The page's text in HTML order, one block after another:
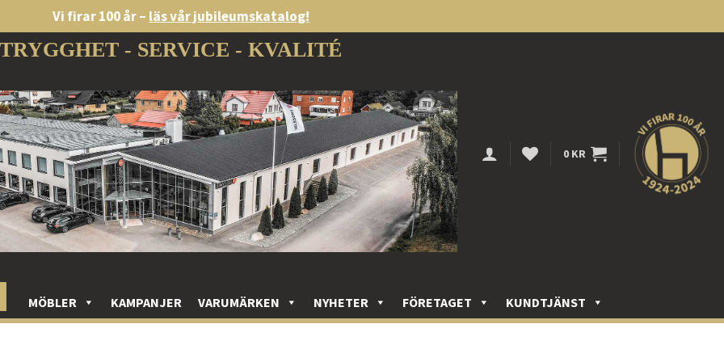
Vi firar 100 år – läs vår jubileumskatalog!
TRYGGHET - SERVICE - KVALITÉ
0 KR
MÖBLER KAMPANJER VARUMÄRKEN NYHETER FÖRETAGET KUNDTJÄNST